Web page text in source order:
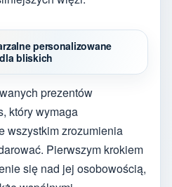
personalizowane
bliskich
prezentów
który wymaga
wszystkim zrozumienia
Pierwszym krokiem
się nad jej osobowością,